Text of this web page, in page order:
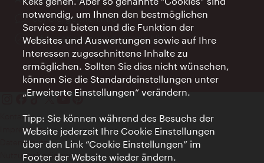
Ort:
concierge.wien.info
Öffnungszeiten:
Informationen rund um die Uhr
Kontakt
Impressum
Datenschutz
Nutzungsbedingungen
notwendig, um Ihnen den bestmöglichen
Service zu bieten und die Funktion der
Websites und Auswertungen sowie auf Ihre
Interessen zugeschnittene Inhalte zu
ermöglichen. Sollten Sie dies nicht wünschen,
können Sie die Standardeinstellungen unter
„Erweiterte Einstellungen“ verändern.
Tipp: Sie können während des Besuchs der
Website jederzeit Ihre Cookie Einstellungen
über den Link “Cookie Einstellungen” im
Footer der Website wieder ändern.